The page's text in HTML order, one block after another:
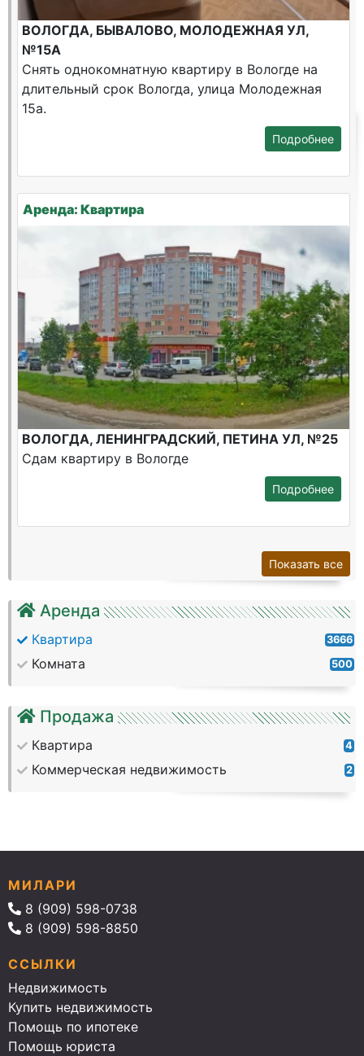
Аренда
Квартира 3666
Комната 500
Продажа
Квартира 4
Коммерческая недвижимость 2
ВОЛОГДА, БЫВАЛОВО, МОЛОДЕЖНАЯ УЛ,
№15А
Снять однокомнатную квартиру в Вологде на
длительный срок Вологда, улица Молодежная
15а.
Подробнее
Аренда: Квартира
ВОЛОГДА, ЛЕНИНГРАДСКИЙ, ПЕТИНА УЛ, №25
Сдам квартиру в Вологде
Подробнее
Показать все
МИЛАРИ
8 (909) 598-0738
8 (909) 598-8850
ССЫЛКИ
Недвижимость
Купить недвижимость
Помощь по ипотеке
Помощь юриста